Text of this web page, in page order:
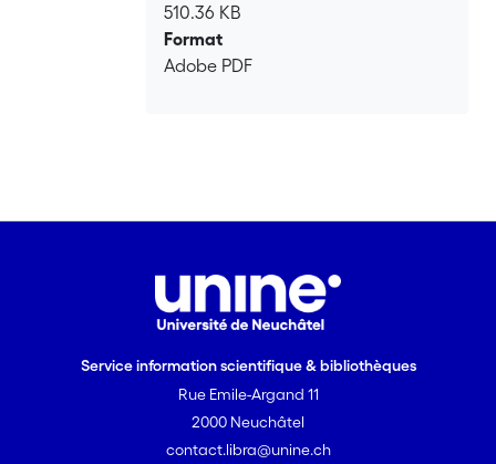
510.36 KB
Format
Adobe PDF
Service information scientifique & bibliothèques
Rue Emile-Argand 11
2000 Neuchâtel
contact.libra@unine.ch